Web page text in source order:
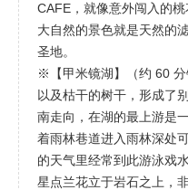
CAFE，就像意外闯入的
大自然的景色就是天然的
圣地。
※【甲米镜湖】（约 60
以及枯干的树干，形成了
南走向，在湖的最上游是
着雨林巷道进入雨林深处
的天气里经常到此游泳戏
星点兰花立于岩石之上，